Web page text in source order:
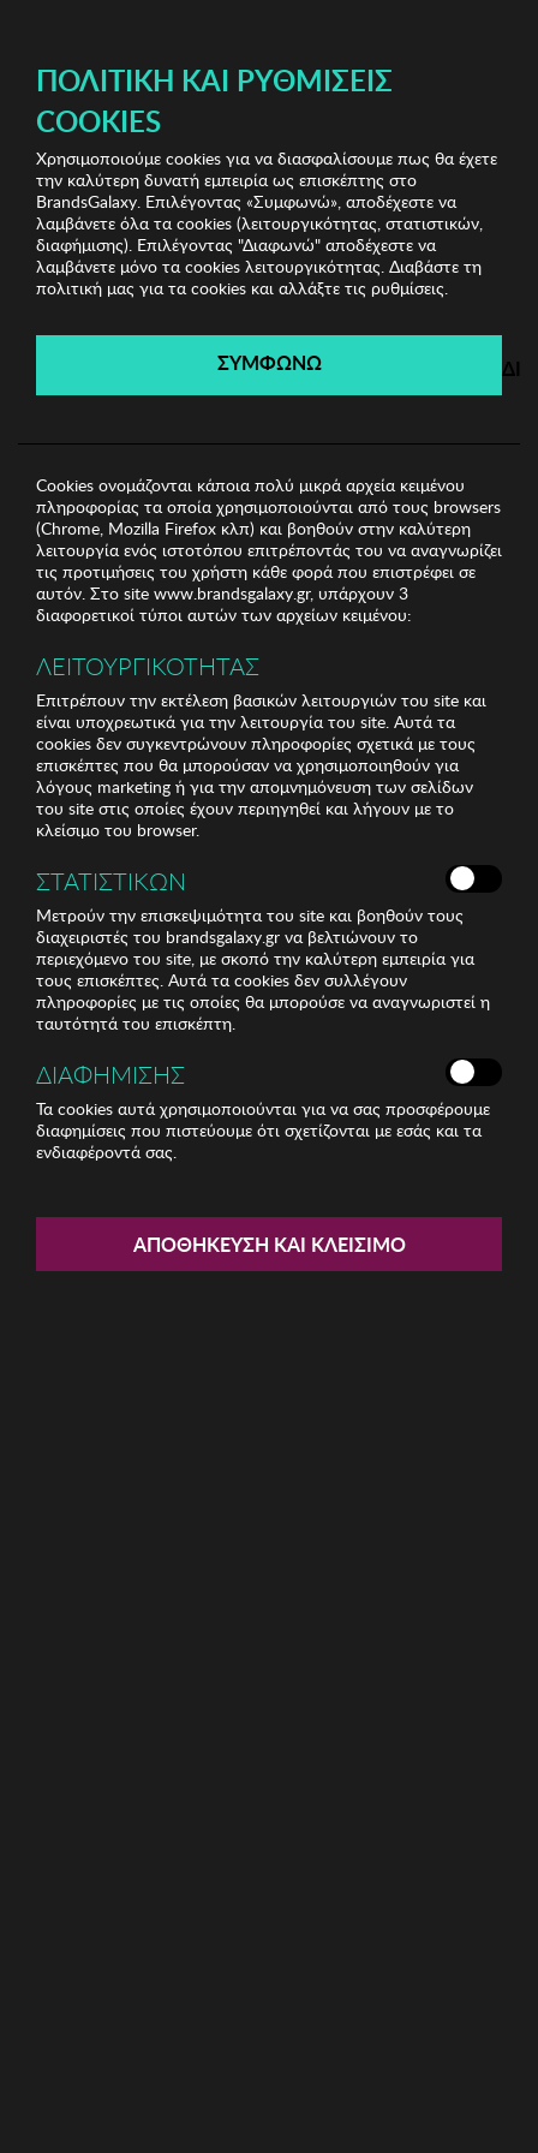
Winona Sunglasses Ανδρικά Γυαλιά Ηλίου
Ανδρικά
Γυαλιά Ηλίου Winona
Winona Sunglasses
Λήγει σε: 00ημέρες | 00ώρες 00λεπτά 00δευτ.
Ανδρικά Γυαλιά Ηλίου Winona
ΠΟΛΙΤΙΚΉ ΚΑΙ ΡΥΘΜΊΣΕΙΣ
COOKIES
Χρησιμοποιούμε cookies για να διασφαλίσουμε πως θα έχετε
την καλύτερη δυνατή εμπειρία ως επισκέπτης στο
BrandsGalaxy. Επιλέγοντας «Συμφωνώ», αποδέχεστε να
λαμβάνετε όλα τα cookies (λειτουργικότητας, στατιστικών,
διαφήμισης). Επιλέγοντας "Διαφωνώ" αποδέχεστε να
λαμβάνετε μόνο τα cookies λειτουργικότητας. Διαβάστε τη
πολιτική μας για τα cookies και αλλάξτε τις ρυθμίσεις.
ΣΥΜΦΩΝΩ
Cookies ονομάζονται κάποια πολύ μικρά αρχεία κειμένου
πληροφορίας τα οποία χρησιμοποιούνται από τους browsers
(Chrome, Mozilla Firefox κλπ) και βοηθούν στην καλύτερη
λειτουργία ενός ιστοτόπου επιτρέποντάς του να αναγνωρίζει
τις προτιμήσεις του χρήστη κάθε φορά που επιστρέφει σε
αυτόν. Στο site www.brandsgalaxy.gr, υπάρχουν 3
διαφορετικοί τύποι αυτών των αρχείων κειμένου:
ΛΕΙΤΟΥΡΓΙΚΟΤΗΤΑΣ
Επιτρέπουν την εκτέλεση βασικών λειτουργιών του site και
είναι υποχρεωτικά για την λειτουργία του site. Αυτά τα
cookies δεν συγκεντρώνουν πληροφορίες σχετικά με τους
επισκέπτες που θα μπορούσαν να χρησιμοποιηθούν για
λόγους marketing ή για την απομνημόνευση των σελίδων
του site στις οποίες έχουν περιηγηθεί και λήγουν με το
κλείσιμο του browser.
ΣΤΑΤΙΣΤΙΚΩΝ
Μετρούν την επισκεψιμότητα του site και βοηθούν τους
διαχειριστές του brandsgalaxy.gr να βελτιώνουν το
περιεχόμενο του site, με σκοπό την καλύτερη εμπειρία για
τους επισκέπτες. Αυτά τα cookies δεν συλλέγουν
πληροφορίες με τις οποίες θα μπορούσε να αναγνωριστεί η
ταυτότητά του επισκέπτη.
ΔΙΑΦΗΜΙΣΗΣ
Τα cookies αυτά χρησιμοποιούνται για να σας προσφέρουμε
διαφημίσεις που πιστεύουμε ότι σχετίζονται με εσάς και τα
ενδιαφέροντά σας.
ΑΠΟΘΉΚΕΥΣΗ ΚΑΙ ΚΛΕΊΣΙΜΟ